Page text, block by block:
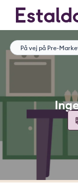
På vej på Pre-